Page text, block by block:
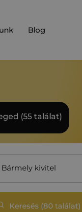
Blog
(55 találat)
Bármely kivitel
Keresés (80találat)